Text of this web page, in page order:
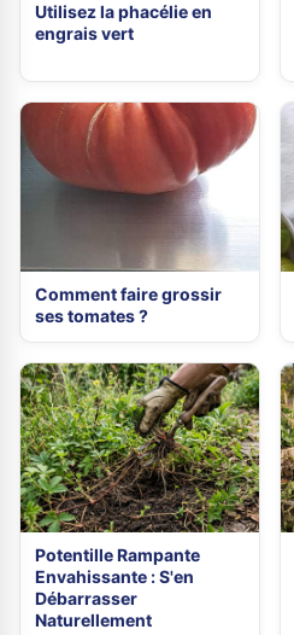
Utilisez la phacélie en
engrais vert
Comment faire grossir
ses tomates ?
Potentille Rampante
Envahissante : S'en
Débarrasser
Naturellement